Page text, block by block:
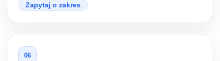
Zapytaj o zakres
06